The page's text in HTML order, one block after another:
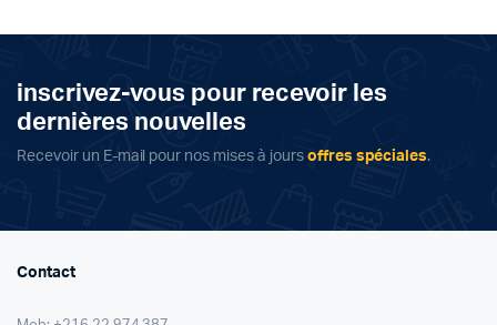
inscrivez-vous pour recevoir les
dernières nouvelles
Recevoir un E-mail pour nos mises à jours offres spéciales.
Contact